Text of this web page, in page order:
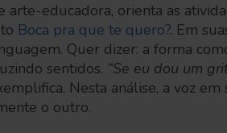
arte-educadora, orienta as
Boca pra que te quero?. Em
Quer dizer: a forma
sentidos. “Se eu dou um
Nesta análise, a voz
o outro.